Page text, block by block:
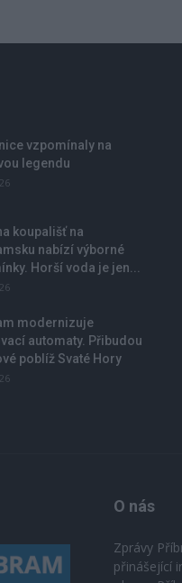
vzpomínaly na
legendu
koupališť na
nabízí výborné
Horší voda je jen...
modernizuje
automaty. Přibudou
poblíž Svaté Hory
O nás
Zprávy
přinášející